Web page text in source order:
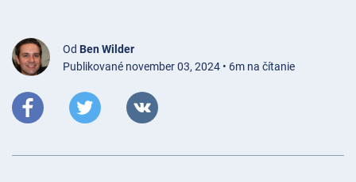
Od Ben Wilder
Publikované november 03, 2024 • 6m na čítanie